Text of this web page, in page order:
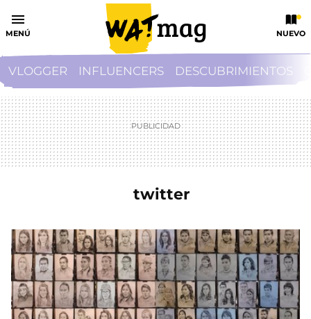
MENÚ NUEVO
VLOGGER INFLUENCERS DESCUBRIMIENTOS
twitter